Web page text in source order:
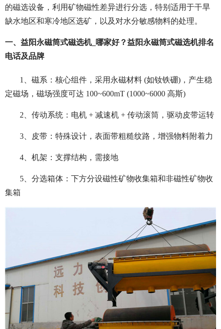
的磁选设备，利用矿物磁性差异进行分选，特别适用于干旱
缺水地区和寒冷地区选矿，以及对水分敏感物料的处理。
一、益阳永磁筒式磁选机_哪家好？益阳永磁筒式磁选机排名
电话及品牌
1、磁系：核心组件，采用永磁材料 (如钕铁硼)，产生稳
定磁场，磁场强度可达 100~600mT (1000~6000 高斯)
2、传动系统：电机 + 减速机 + 传动滚筒，驱动皮带运转
3、皮带：特殊设计，表面带粗糙纹路，增强物料附着力
4、机架：支撑结构，需接地
5、分选箱体：下方分设磁性矿物收集箱和非磁性矿物收
集箱